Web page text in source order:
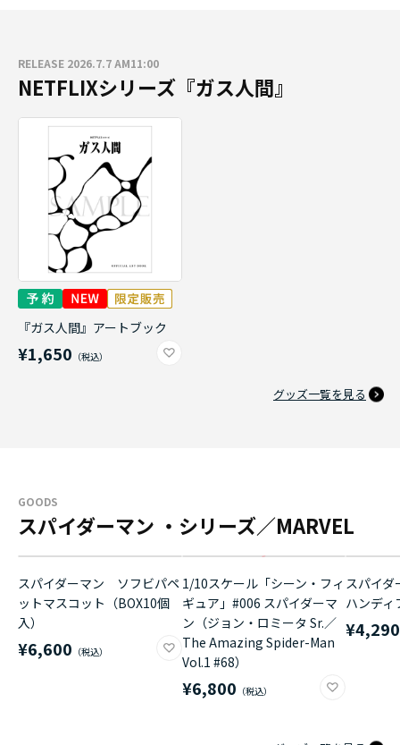
RELEASE 2026.7.7 AM11:00
NETFLIXシリーズ『ガス人間』
『ガス人間』アートブック
¥1,650
グッズ一覧を見る
GOODS
スパイダーマン ・シリーズ／MARVEL
スパイダーマン ソフビパペ
ットマスコット（BOX10個
入）
¥6,600
1/10スケール「シーン・フィ
ギュア」#006 スパイダーマ
ン（ジョン・ロミータ Sr.／
The Amazing Spider-Man
Vol.1 #68）
¥6,800
スパイ
ハンディ
¥4,290